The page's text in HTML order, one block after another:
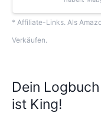
* Affiliate-Links. Als
Verkäufen.
Dein
ist King!